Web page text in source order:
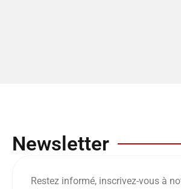
Newsletter
Restez informé, inscrivez-vous à